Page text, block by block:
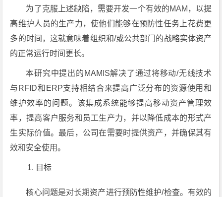
为了克服上述缺陷，需要开发一个有效的MAM，以提
高维护人员的生产力，使他们能够在预防性任务上花费更
多的时间，这就意味着组织和/或公共部门的战略实体资产
的正常运行时间更长。
本研究中提出的MAMIS解决了通过将移动/无线技术
与RFID和ERP支持相结合来提高广泛分布的资源使用和
维护效率的问题。该集成系统能够提高移动资产管理效
率，提高客户服务和员工生产力，并以降低成本的形式产
生实际价值。最后，公司在需要时提供资产，并确保其有
效和安全使用。
目标
核心问题是对长期资产进行预防性维护/检查。有效的